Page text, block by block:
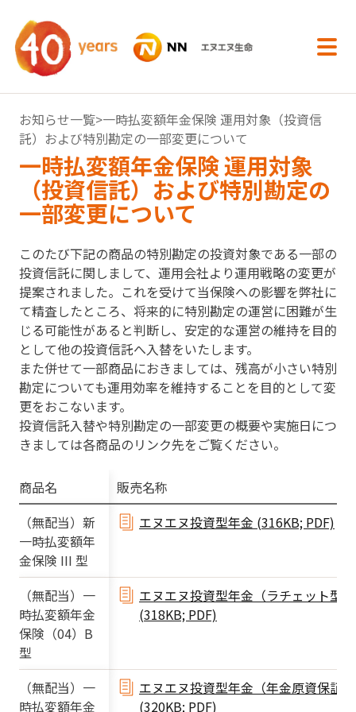
お知らせ一覧>⼀時払変額年⾦保険 運⽤対象（投資信
託）および特別勘定の⼀部変更について
⼀時払変額年⾦保険 運⽤対象
（投資信託）および特別勘定の
⼀部変更について
このたび下記の商品の特別勘定の投資対象である⼀部の
投資信託に関しまして、運⽤会社より運⽤戦略の変更が
提案されました。これを受けて当保険への影響を弊社に
て精査したところ、将来的に特別勘定の運営に困難が⽣
じる可能性があると判断し、安定的な運営の維持を⽬的
として他の投資信託へ⼊替をいたします。
また併せて⼀部商品におきましては、残⾼が⼩さい特別
勘定についても運⽤効率を維持することを⽬的として変
更をおこないます。
投資信託⼊替や特別勘定の⼀部変更の概要や実施⽇につ
きましては各商品のリンク先をご覧ください。
商品名
販売名称
（無配当）新
⼀時払変額年
⾦保険 III 型
エヌエヌ投資型年⾦ (316KB; PDF)
（無配当）⼀
時払変額年⾦
保険（04）B
型
エヌエヌ投資型年⾦（ラチェット型）
(318KB; PDF)
（無配当）⼀
時払変額年⾦
エヌエヌ投資型年⾦（年⾦原資保証
(320KB; PDF)